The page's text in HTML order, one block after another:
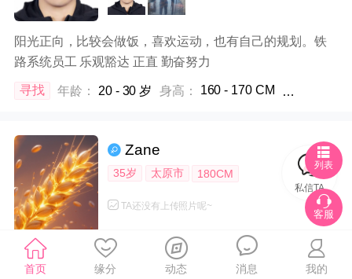
阳光正向，比较会做饭，喜欢运动，也有自己的规划。铁
路系统员工 乐观豁达 正直 勤奋努力
寻找 年龄： 20 - 30 岁 身高： 160 - 170 CM
Zane
35岁 太原市 180CM
TA还没有上传照片呢~
性格开朗、胸怀宽广的人
私信TA
列表
客服
首页 缘分 动态 消息 我的